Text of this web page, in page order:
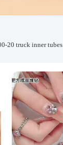
20 truck inner tubes